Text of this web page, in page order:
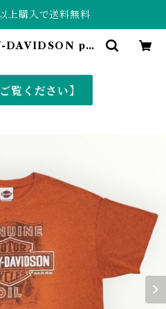
上購入で送料無料
DAVIDSON pri
〉
覧ください】